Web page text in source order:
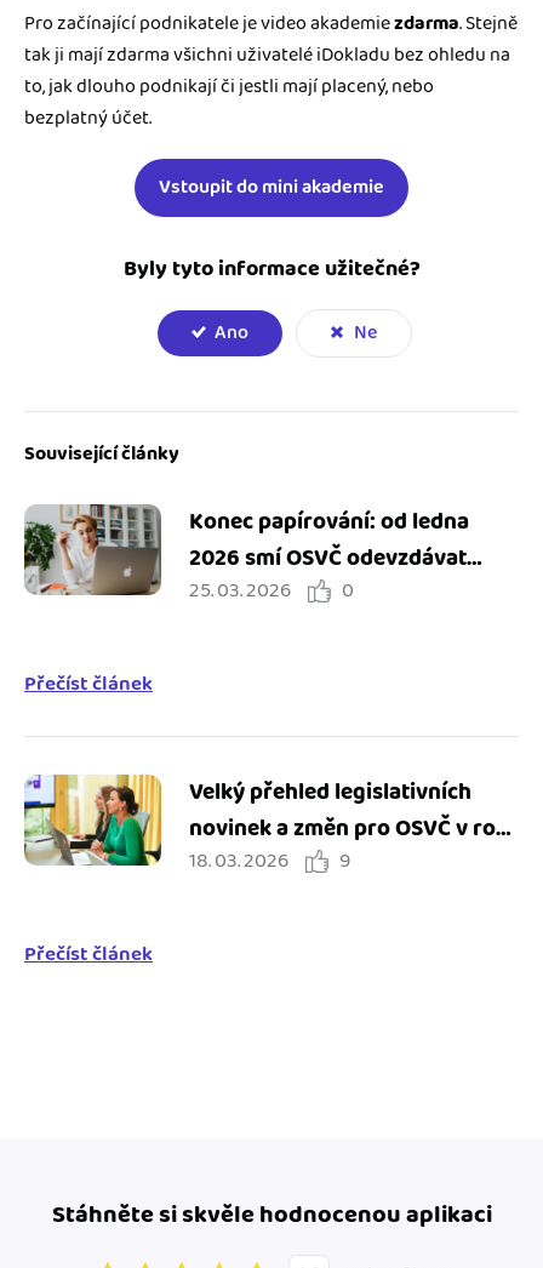
Pro začínající podnikatele je video akademiezdarma. Stejně
tak ji mají zdarma všichni uživatelé iDokladu bez ohledu na
to, jak dlouho podnikají či jestli mají placený, nebo
bezplatný účet.
Vstoupit do mini akademie
Byly tyto informace užitečné?
Ano Ne
Související články
Konec papírování: od ledna
2026 smí OSVČ odevzdávat
přehled zdravotní pojišťovně
25. 03. 2026 0
Přečíst článek
Velký přehled legislativních
novinek a změn pro OSVČ v roce
2026
18. 03. 2026 9
Přečíst článek
Stáhněte si skvěle hodnocenou aplikaci